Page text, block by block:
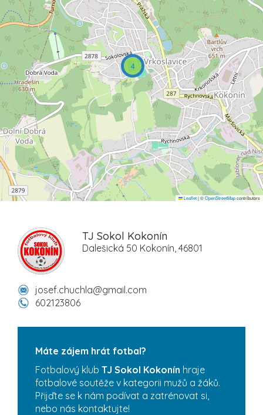
4
Leaflet|©OpenStreetMapcontributors
TJ Sokol Kokonín
Dalešická 50 Kokonín, 46801
josef.chuchla@gmail.com
602123806
Máte zájem hrát fotbal?
Fotbalový klub TJ Sokol Kokonín hraje
fotbalové soutěže v kategorii mužů a žáků.
Přijďte se k nám podívat a zatrénovat si,
nebo nás kontaktujte!